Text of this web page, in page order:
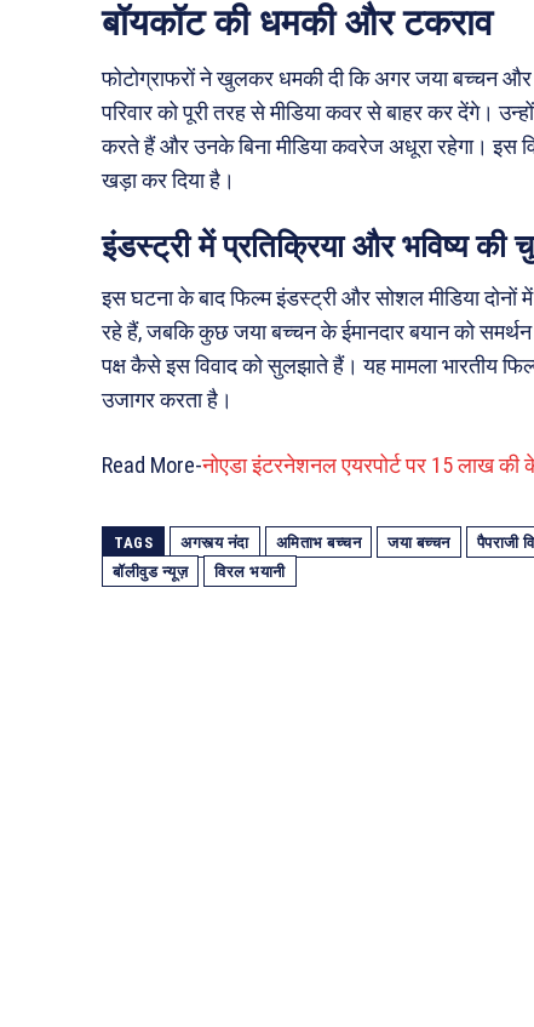
बॉयकॉट की धमकी और टकराव
फोटोग्राफरों ने खुलकर धमकी दी कि अगर जया बच्चन और
परिवार को पूरी तरह से मीडिया कवर से बाहर कर देंगे।
करते हैं और उनके बिना मीडिया कवरेज अधूरा रहेगा। इस
खड़ा कर दिया है।
इंडस्ट्री में प्रतिक्रिया और भविष्य की
इस घटना के बाद फिल्म इंडस्ट्री और सोशल मीडिया दोनों
रहे हैं, जबकि कुछ जया बच्चन के ईमानदार बयान को
पक्ष कैसे इस विवाद को सुलझाते हैं। यह मामला भारतीय
उजागर करता है।
Read More-नोएडा इंटरनेशनल एयरपोर्ट पर 15 लाख की
TAGS अगस्त्य नंदा अमिताभ बच्चन जया बच्चन पैपराजी
बॉलीवुड न्यूज़
विरल भयानी